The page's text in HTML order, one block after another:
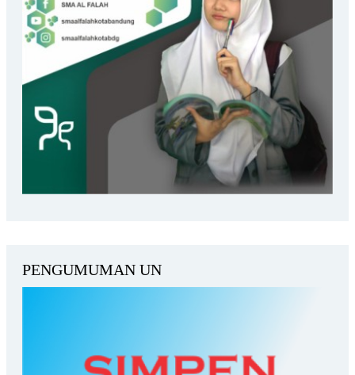
PENGUMUMAN UN